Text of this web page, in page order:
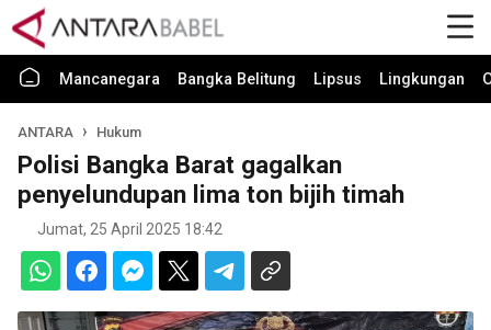
Mancanegara Bangka Belitung Lipsus Lingkungan
ANTARA Hukum
Polisi Bangka Barat gagalkan
penyelundupan lima ton bijih timah
Jumat, 25 April 2025 18:42